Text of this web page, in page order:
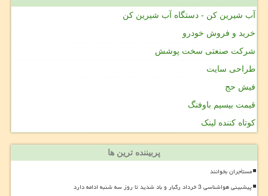
آب شیرین کن - دستگاه آب شیرین کن
خرید و فروش خودرو
شرکت صنعتی سخت پوشش
طراحی سایت
فیش حج
قیمت بیسیم باوفنگ
کوتاه کننده لینک
پربیننده ترین ها
مستأجران بخوانند
پیشبینی هواشناسی 3 خرداد رگبار و باد شدید تا روز سه شنبه ادامه دارد